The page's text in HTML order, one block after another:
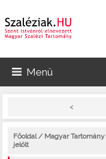
Menü
<
Főoldal/ Magyar Tartomány
jelölt